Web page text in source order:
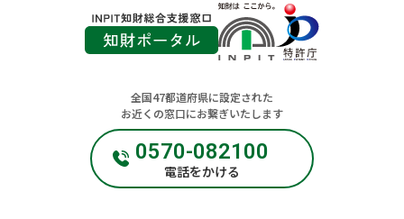
全国47都道府県に設定された
お近くの窓口にお繋ぎいたします
0570-082100
電話をかける